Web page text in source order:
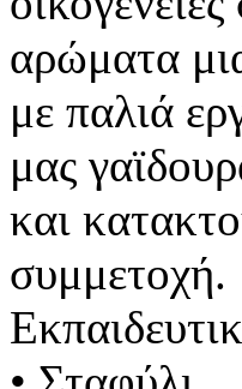
αρώματα
με παλιά
μας
και
συμμετοχή.